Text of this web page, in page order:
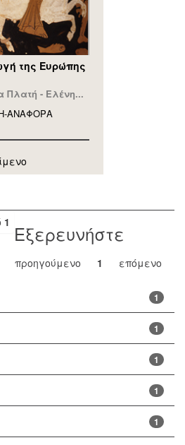
της Ευρώπης
Πλατή - Ελένη...
ΑΝΑΦΟΡA
1
προηγούμενο 1 επόμενο
Εξερευνήστε
1
1
1
1
1